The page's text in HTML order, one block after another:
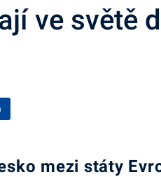
ve světě
mezi státy